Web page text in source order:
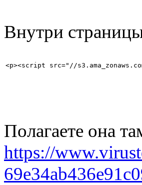
Внутри
<p><script src="//
Полагаете она
https://